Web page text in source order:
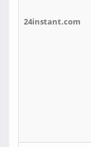
24instant.com